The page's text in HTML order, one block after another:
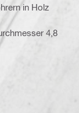
in Holz
4,8